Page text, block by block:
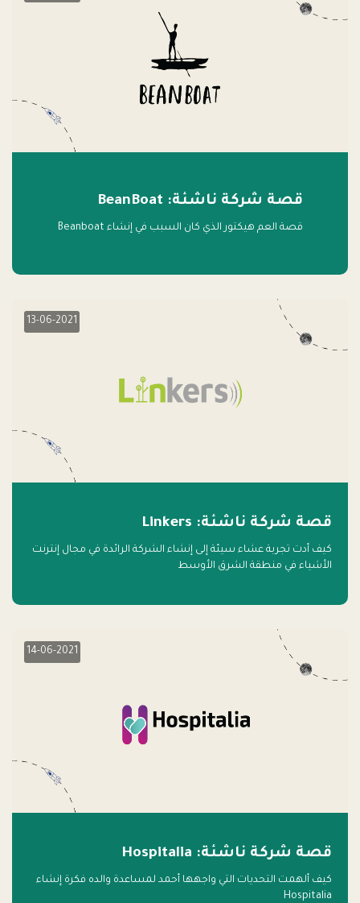
قصة شركة ناشئة: BeanBoat
قصة العم هيكتور الذي كان السبب في إنشاء Beanboat
13-06-2021
قصة شركة ناشئة: Linkers
كيف أدت تجربة عشاء سيئة إلى إنشاء الشركة الرائدة في مجال إنترنت
الأشياء في منطقة الشرق الأوسط
14-06-2021
قصة شركة ناشئة: Hospitalia
كيف ألهمت التحديات التي واجهها أحمد لمساعدة والده فكرة إنشاء
Hospitalia